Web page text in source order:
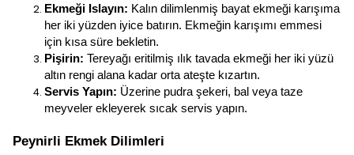
Ekmeği Islayın: Kalın dilimlenmiş bayat ekmeği karışıma
her iki yüzden iyice batırın. Ekmeğin karışımı emmesi
için kısa süre bekletin.
Pişirin: Tereyağı eritilmiş ılık tavada ekmeği her iki yüzü
altın rengi alana kadar orta ateşte kızartın.
Servis Yapın: Üzerine pudra şekeri, bal veya taze
meyveler ekleyerek sıcak servis yapın.
Peynirli Ekmek Dilimleri